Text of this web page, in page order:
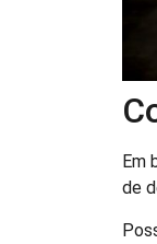
Em
de